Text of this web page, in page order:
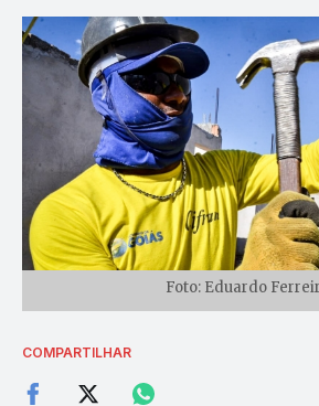
Foto: Eduardo
COMPARTILHAR